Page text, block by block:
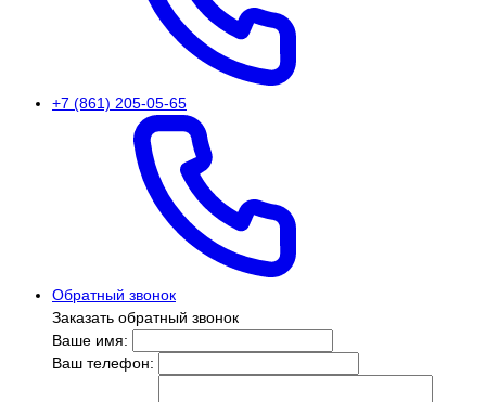
+7 (861) 205-05-65
Обратный звонок
Заказать обратный звонок
Ваше имя:
Ваш телефон: